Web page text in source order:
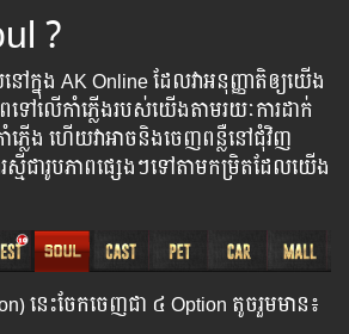
?
ៅ​ក្នុង AK Online ដែលវា​អនុញ្ញាតិ​ឲ្យ​យើង​
ព​ទៅ​លើ​កាំភ្លើង​របស់​យើង​តាម​រយៈ​ការ​ដាក់
ភ្លើង ហើយ​វា​អាចនិង​ចេញ​ពន្លឺនៅជុំវិញ
ស្មីជារូបភាពផ្សេងៗទៅតាមកម្រិតដែលយើង
នេះ​ចែកចេញជា ៤ Option តូចរួមមាន៖